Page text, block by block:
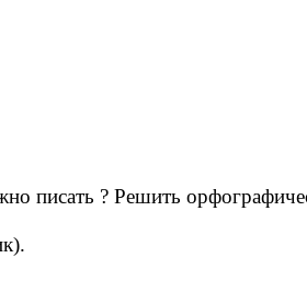
писать ? Решить